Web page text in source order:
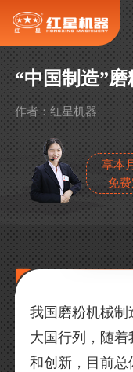
“中国制造”
作者：红星机器
享本
免
我国磨粉机械
大国行列，随
和创新，目前